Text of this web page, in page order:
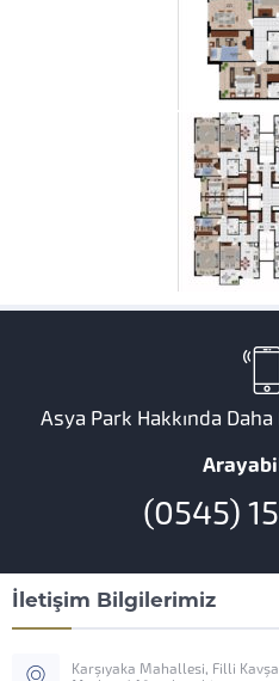
Asya Park Hakkında
(0545)
İletişim Bilgilerimiz
Karşıyaka Mahallesi, Filli